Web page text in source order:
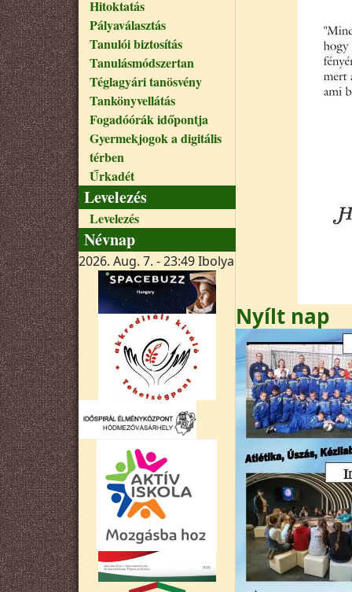
Hitoktatás
Pályaválasztás
Tanulói biztosítás
Tanulásmódszertan
Téglagyári tanösvény
Tankönyvellátás
Fogadóórák időpontja
Gyermekjogok a digitális
térben
Űrkadét
Levelezés
Levelezés
Névnap
2026. Aug. 7. - 23:49Ibolya
Nyílt nap